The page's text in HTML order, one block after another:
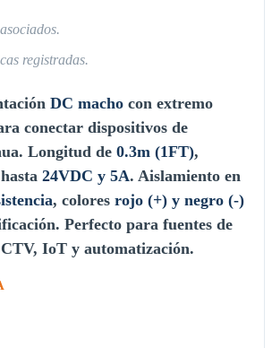
registradas.
DC macho con extremo
conectar dispositivos de
Longitud de 0.3m (1FT),
24VDC y 5A. Aislamiento en
, colores rojo (+) y negro (-)
Perfecto para fuentes de
IoT y automatización.